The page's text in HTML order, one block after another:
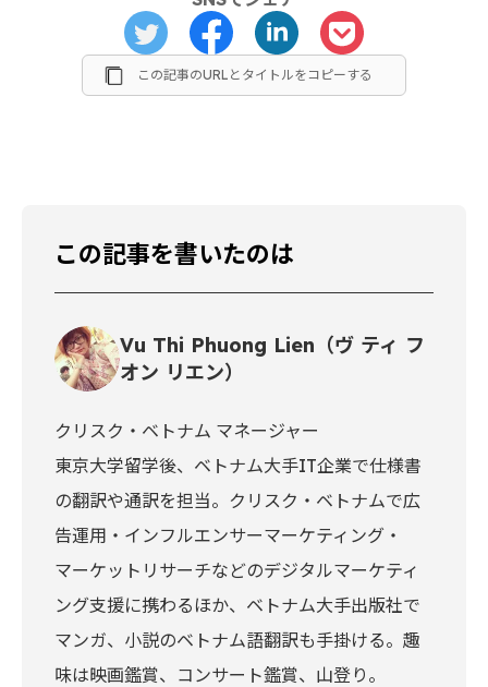
この記事のURLとタイトルをコピーする
この記事を書いたのは
Vu Thi Phuong Lien（ヴ ティ フ
オン リエン）
クリスク・ベトナム マネージャー
東京大学留学後、ベトナム大手IT企業で仕様書
の翻訳や通訳を担当。クリスク・ベトナムで広
告運用・インフルエンサーマーケティング・
マーケットリサーチなどのデジタルマーケティ
ング支援に携わるほか、ベトナム大手出版社で
マンガ、小説のベトナム語翻訳も手掛ける。趣
味は映画鑑賞、コンサート鑑賞、山登り。